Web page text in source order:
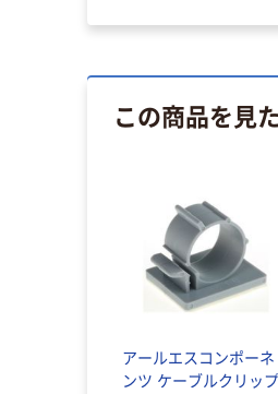
この商品を見
アールエスコンポーネ
ンツ ケーブルクリップ